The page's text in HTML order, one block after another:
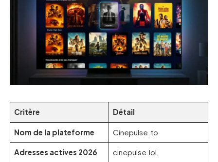
Critère Détail
Nom de la plateforme Cinepulse.to
Adresses actives 2026
cinepulse.lol,